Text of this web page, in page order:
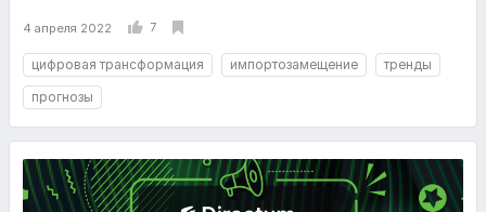
4 апреля 2022 7
цифровая трансформация импортозамещение
тренды
прогнозы